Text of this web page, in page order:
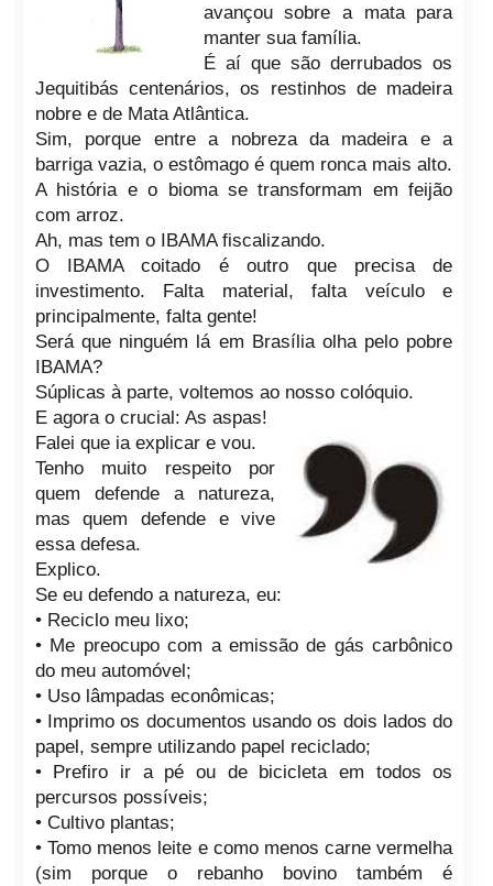
avançou sobre a mata para
manter sua família.
É aí que são derrubados os
Jequitibás centenários, os restinhos de madeira
nobre e de Mata Atlântica.
Sim, porque entre a nobreza da madeira e a
barriga vazia, o estômago é quem ronca mais alto.
A história e o bioma se transformam em feijão
com arroz.
Ah, mas tem o IBAMA fiscalizando.
O IBAMA coitado é outro que precisa de
investimento. Falta material, falta veículo e
principalmente, falta gente!
Será que ninguém lá em Brasília olha pelo pobre
IBAMA?
Súplicas à parte, voltemos ao nosso colóquio.
E agora o crucial: As aspas!
Falei que ia explicar e vou.
Tenho muito respeito por
quem defende a natureza,
mas quem defende e vive
essa defesa.
Explico.
Se eu defendo a natureza, eu:
• Reciclo meu lixo;
• Me preocupo com a emissão de gás carbônico
do meu automóvel;
• Uso lâmpadas econômicas;
• Imprimo os documentos usando os dois lados do
papel, sempre utilizando papel reciclado;
• Prefiro ir a pé ou de bicicleta em todos os
percursos possíveis;
• Cultivo plantas;
• Tomo menos leite e como menos carne vermelha
(sim porque o rebanho bovino também é